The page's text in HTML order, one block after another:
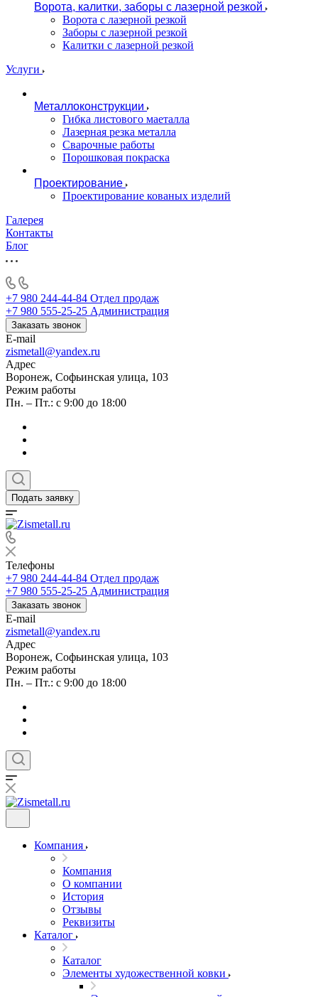
Ворота, калитки, заборы с лазерной резкой
Ворота с лазерной резкой
Заборы с лазерной резкой
Калитки с лазерной резкой
Услуги
Металлоконструкции
Гибка листового маеталла
Лазерная резка металла
Сварочные работы
Порошковая покраска
Проектирование
Проектирование кованых изделий
Галерея
Контакты
Блог
+7 980 244-44-84 Отдел продаж
+7 980 555-25-25 Администрация
Заказать звонок
E-mail
zismetall@yandex.ru
Адрес
Воронеж, Софьинская улица, 103
Режим работы
Пн. – Пт.: с 9:00 до 18:00
Подать заявку
Телефоны
+7 980 244-44-84 Отдел продаж
+7 980 555-25-25 Администрация
Заказать звонок
E-mail
zismetall@yandex.ru
Адрес
Воронеж, Софьинская улица, 103
Режим работы
Пн. – Пт.: с 9:00 до 18:00
Компания
Компания
О компании
История
Отзывы
Реквизиты
Каталог
Каталог
Элементы художественной ковки